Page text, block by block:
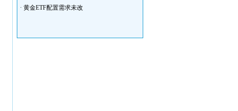
· 黄金ETF配置需求未改